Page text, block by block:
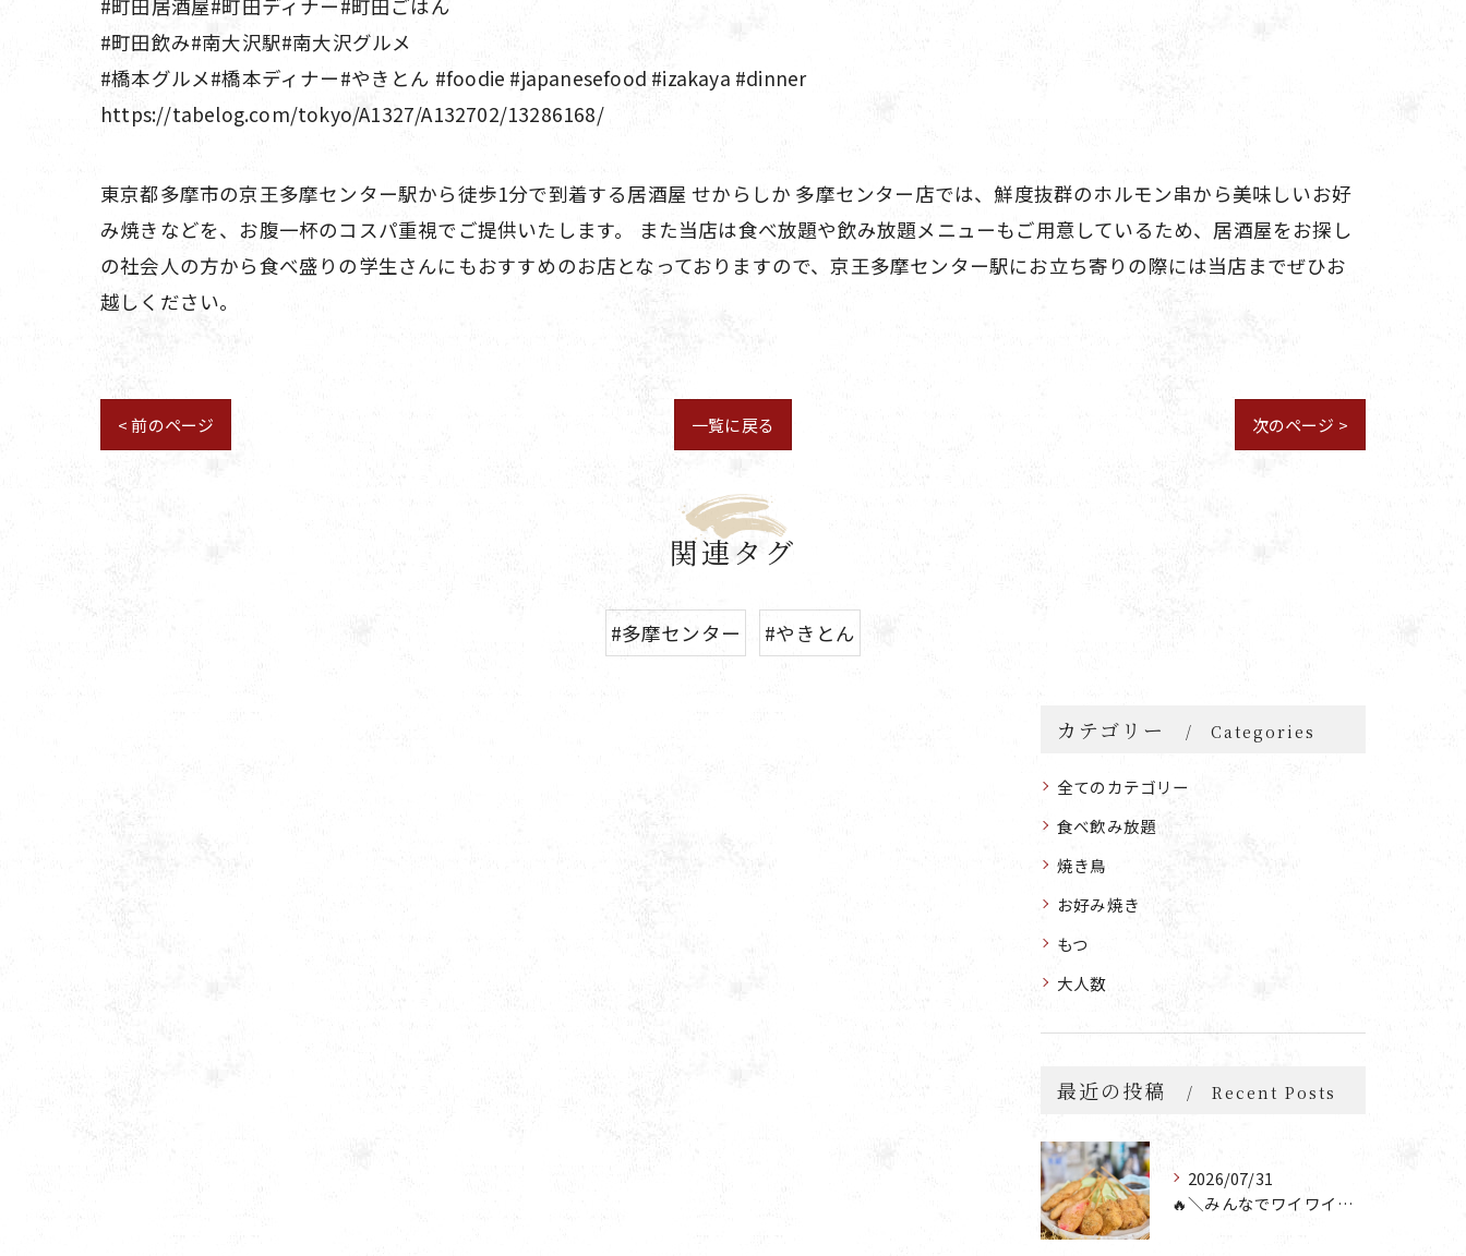
#町田居酒屋#町田ディナー#町田ごはん
#町田飲み#南大沢駅#南大沢グルメ
#橋本グルメ#橋本ディナー#やきとん #foodie #japanesefood #izakaya #dinner
https://tabelog.com/tokyo/A1327/A132702/13286168/
東京都多摩市の京王多摩センター駅から徒歩1分で到着する居酒屋 せからしか 多摩センター店では、鮮度抜群のホルモン串から美味しいお好
み焼きなどを、お腹一杯のコスパ重視でご提供いたします。 また当店は食べ放題や飲み放題メニューもご用意しているため、居酒屋をお探し
の社会人の方から食べ盛りの学生さんにもおすすめのお店となっておりますので、京王多摩センター駅にお立ち寄りの際には当店までぜひお
越しください。
< 前のページ 一覧に戻る 次のページ >
関連タグ
#多摩センター #やきとん
カテゴリー Categories
全てのカテゴリー
食べ飲み放題
焼き鳥
お好み焼き
もつ
大人数
最近の投稿 Recent Posts
2026/07/31
🔥＼みんなでワイワイ楽しもう🎉／🔥